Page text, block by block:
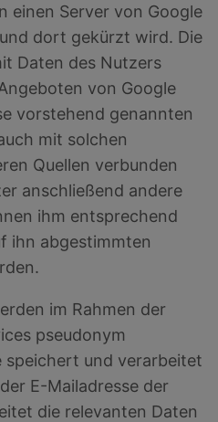
einen Server von Google
dort gekürzt wird. Die
Daten des Nutzers
von Google
vorstehend genannten
mit solchen
Quellen verbunden
anschließend andere
ihm entsprechend
ihn abgestimmten
im Rahmen der
pseudonym
speichert und verarbeitet
E-Mailadresse der
die relevanten Daten